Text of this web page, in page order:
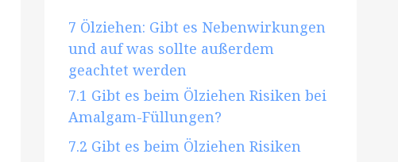
7 Ölziehen: Gibt es Nebenwirkungen
und auf was sollte außerdem
geachtet werden
7.1 Gibt es beim Ölziehen Risiken bei
Amalgam-Füllungen?
7.2 Gibt es beim Ölziehen Risiken